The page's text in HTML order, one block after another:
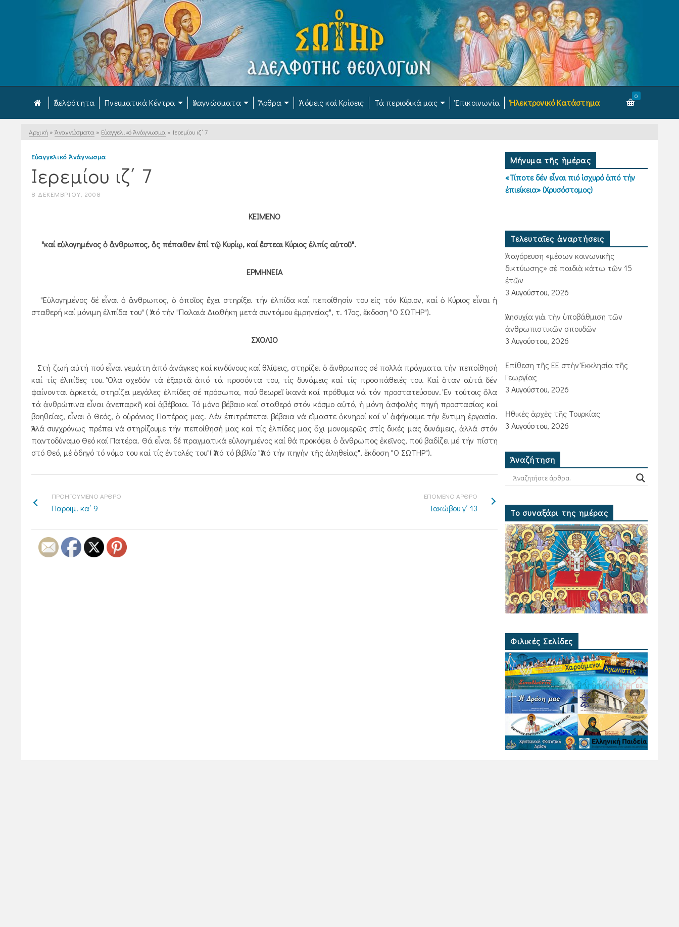
Ἀδελφότητα Πνευματικά Κέντρα Ἀναγνώσματα Ἄρθρα Ἀπόψεις καὶ Κρίσεις Τά περιοδικά μας Ἐπικοινωνία Ἠλεκτρονικό Κατάστημα
0
Αρχική » Ἀναγνώσματα » Εὐαγγελικό Ἀνάγνωσμα » Ιερεμίου ιζ΄ 7
Εὐαγγελικό Ἀνάγνωσμα
Ιερεμίου ιζ΄ 7
8 ΔΕΚΕΜΒΡΊΟΥ, 2008
ΚΕΙΜΕΝΟ
"καί εὐλογημένος ὁ ἄνθρωπος, ὅς πέποιθεν ἐπί τῷ Κυρίῳ, καί ἔστεαι Κύριος ἐλπίς αὐτοῦ".
ΕΡΜΗΝΕΙΑ
"Εὐλογημένος δέ εἶναι ὁ ἄνθρωπος, ὁ ὁποῖος ἔχει στηρίξει τήν ἐλπίδα καί πεποίθησίν του εἰς τόν Κύριον, καί ὁ Κύριος εἶναι ἡ
σταθερή καί μόνιμη ἐλπίδα του" ( Ἀπό τήν "Παλαιά Διαθήκη μετά συντόμου ἑμρηνείας", τ. 17ος, ἔκδοση "Ο ΣΩΤΗΡ").
ΣΧΟΛΙΟ
Στή ζωή αὐτή πού εἶναι γεμάτη ἀπό ἀνάγκες καί κινδύνους καί θλίψεις, στηρίζει ὁ ἄνθρωπος σέ πολλά πράγματα τήν πεποίθησή
καί τίς ἐλπίδες του. Ὅλα σχεδόν τά ἐξαρτᾶ ἀπό τά προσόντα του, τίς δυνάμεις καί τίς προσπάθειές του. Καί ὅταν αὐτά δέν
φαίνονται ἀρκετά, στηρίζει μεγάλες ἐλπίδες σέ πρόσωπα, πού θεωρεῖ ἱκανά καί πρόθυμα νά τόν προστατεύσουν. Ἐν τούτοις ὅλα
τά ἀνθρώπινα εἶναι ἀνεπαρκῆ καί ἀβέβαια. Τό μόνο βέβαιο καί σταθερό στόν κόσμο αὐτό, ἡ μόνη ἀσφαλής πηγή προστασίας καί
βοηθείας, εἶναι ὁ Θεός, ὁ οὐράνιος Πατέρας μας. Δέν ἐπιτρέπεται βέβαια νά εἴμαστε ὀκνηροί καί ν’ ἀφήνουμε τήν ἔντιμη ἐργασία.
Ἀλλά συγχρόνως πρέπει νά στηρίζουμε τήν πεποίθησή μας καί τίς ἐλπίδες μας ὄχι μονομερῶς στίς δικές μας δυνάμεις, ἀλλά στόν
παντοδύναμο Θεό καί Πατέρα. Θά εἶναι δέ πραγματικά εὐλογημένος καί θά προκόψει ὁ ἄνθρωπος ἐκεῖνος, πού βαδίζει μέ τήν πίστη
στό Θεό, μέ ὁδηγό τό νόμο του καί τίς ἐντολές του"( Ἀπό τό βιβλίο "Ἀπό τήν πηγήν τῆς ἀληθείας", ἔκδοση "Ο ΣΩΤΗΡ").
ΠΡΟΗΓΟΥΜΕΝΟ ΑΡΘΡΟ
Παροιμ. κα΄ 9
ΕΠΟΜΕΝΟ ΑΡΘΡΟ
Ιακώβου γ΄ 13
Μήνυμα τῆς ἡμέρας
«Τίποτε δέν εἶναι πιό ἰσχυρό ἀπό τήν
ἐπιείκεια» (Χρυσόστομος)
Τελευταῖες ἀναρτήσεις
Ἀπαγόρευση «μέσων κοινωνικῆς
δικτύωσης» σὲ παιδιὰ κάτω τῶν 15
ἐτῶν
3 Αυγούστου, 2026
Ἀνησυχία γιὰ τὴν ὑποβάθμιση τῶν
ἀνθρωπιστικῶν σπουδῶν
3 Αυγούστου, 2026
Ἐπίθεση τῆς ΕΕ στὴν Ἐκκλησία τῆς
Γεωργίας
3 Αυγούστου, 2026
Ἠθικὲς ἀρχὲς τῆς Τουρκίας
3 Αυγούστου, 2026
Ἀναζήτηση
Το συναξάρι της ημέρας
Φιλικές Σελίδες